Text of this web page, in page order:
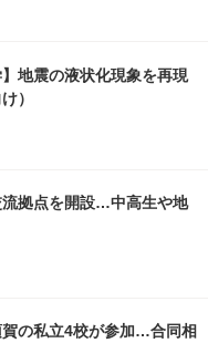
】地震の液状化現象を再現
）
拠点を開設…中高生や地
賀の私立4校が参加…合同相